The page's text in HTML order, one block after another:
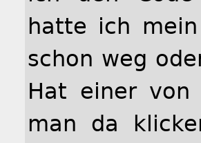
hatte ich
schon weg
Hat einer von
man da